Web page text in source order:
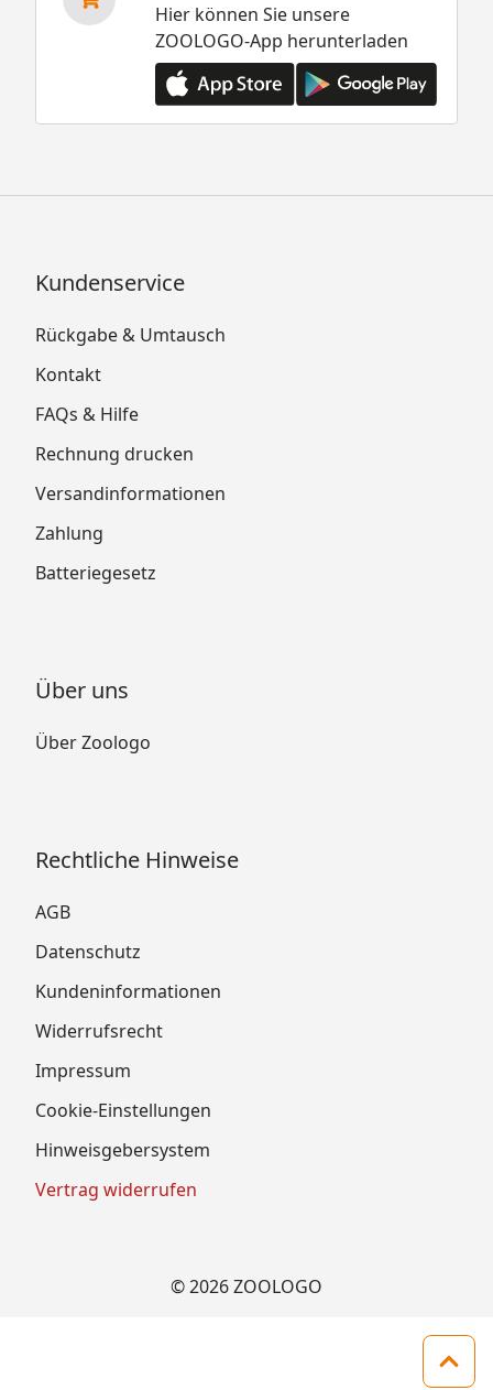
Hier können Sie unsere
ZOOLOGO-App herunterladen
Kundenservice
Rückgabe & Umtausch
Kontakt
FAQs & Hilfe
Rechnung drucken
Versandinformationen
Zahlung
Batteriegesetz
Über uns
Über Zoologo
Rechtliche Hinweise
AGB
Datenschutz
Kundeninformationen
Widerrufsrecht
Impressum
Cookie-Einstellungen
Hinweisgebersystem
Vertrag widerrufen
© 2026 ZOOLOGO